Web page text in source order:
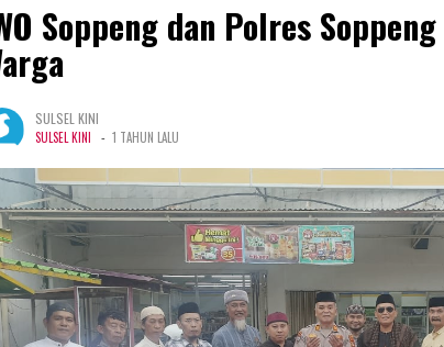
Soppeng dan Polres
SULSEL KINI
SULSEL KINI - 1 TAHUN LALU